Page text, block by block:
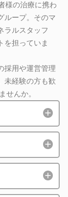
様の治療に携わ
ループ。そのマ
ラルスタッフ
を担っていま
採用や運営管理
未経験の方も歓
せんか。